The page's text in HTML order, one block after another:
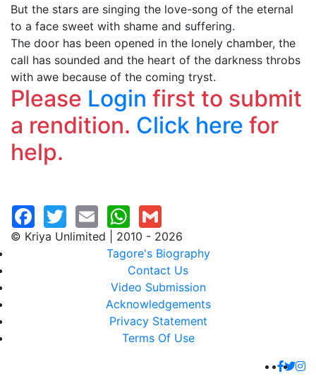
But the stars are singing the love-song of the eternal
to a face sweet with shame and suffering.
The door has been opened in the lonely chamber, the
call has sounded and the heart of the darkness throbs
with awe because of the coming tryst.
Please Login first to submit
a rendition. Click here for
help.
© Kriya Unlimited | 2010 - 2026
Tagore's Biography
Contact Us
Video Submission
Acknowledgements
Privacy Statement
Terms Of Use